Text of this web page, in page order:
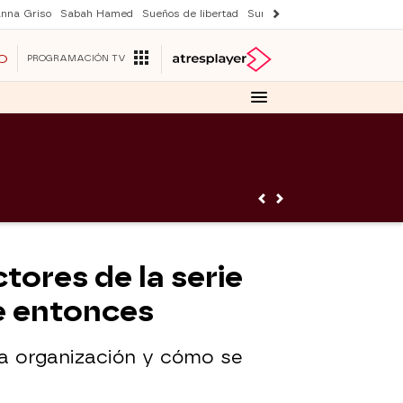
Griso Sabah Hamed Sueños de libertad Suri y Tom Cruise
PROGRAMACIÓN TV
de la serie
entonces
organización y cómo se